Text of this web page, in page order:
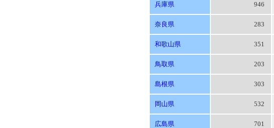
兵庫県 946
奈良県 283
和歌山県 351
鳥取県 203
島根県 303
岡山県 532
広島県 701